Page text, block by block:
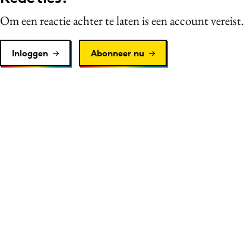
Om een reactie achter te laten is een account vereist.
Inloggen Abonneer nu